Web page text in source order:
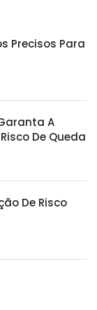
Precisos Para
A
De Queda
De Risco